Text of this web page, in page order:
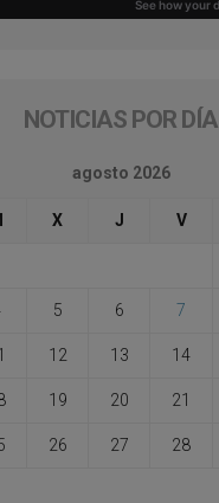
NOTICIAS POR DÍA
agosto 2026
X J V
5 6 7
12 13 14
19 20 21
26 27 28